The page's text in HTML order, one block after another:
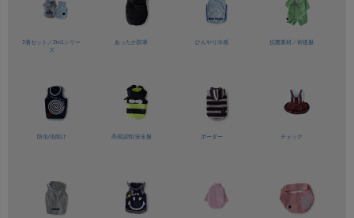
2着セット／2in1シリー
ズ
あったか防寒 ひんやり冷感 抗菌素材／術後服
防虫/虫除け 高視認性/安全服 ボーダー チェック